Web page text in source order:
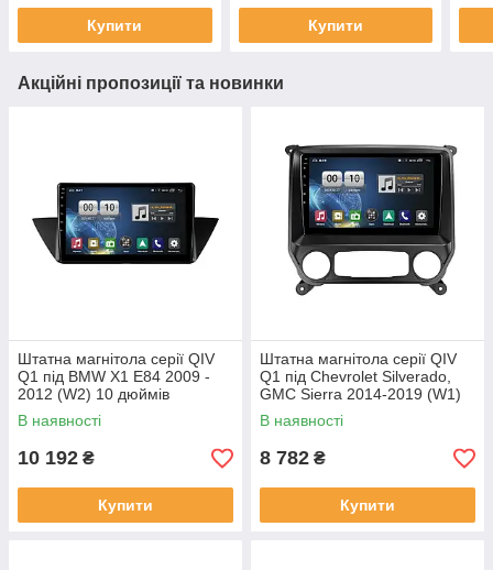
Купити Купити
Акційні пропозиції та новинки
Штатна магнітола серії QIV
Q1 під BMW X1 E84 2009 -
2012 (W2) 10 дюймів
В наявності
10 192 ₴
Купити
Штатна магнітола серії QIV
Q1 під Chevrolet Silverado,
GMC Sierra 2014-2019 (W1)
10 дюймів
В наявності
8 782 ₴
Купити